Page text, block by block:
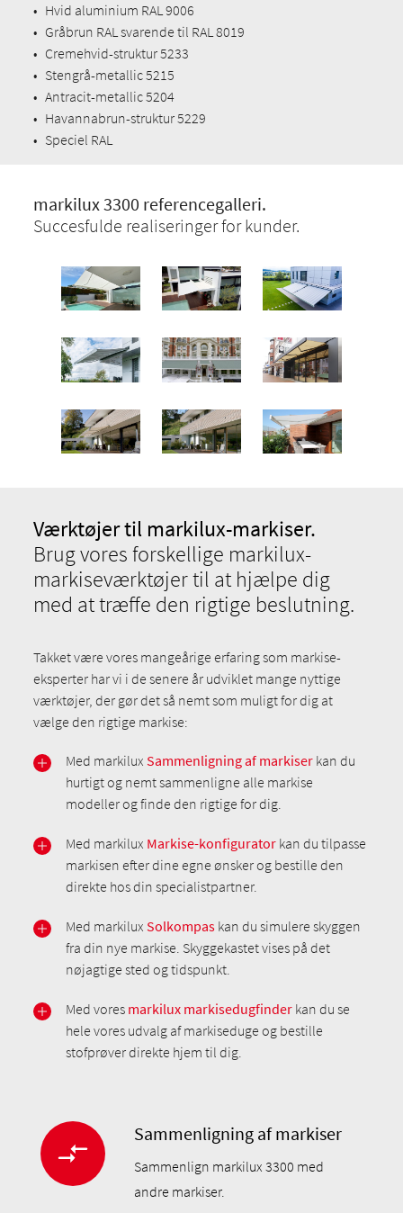
• Hvid aluminium RAL 9006
• Gråbrun RAL svarende til RAL 8019
• Cremehvid-struktur 5233
• Stengrå-metallic 5215
• Antracit-metallic 5204
• Havannabrun-struktur 5229
• Speciel RAL
markilux 3300 referencegalleri.
Succesfulde realiseringer for kunder.
Værktøjer til markilux-markiser.
Brug vores forskellige markilux-
markiseværktøjer til at hjælpe dig
med at træffe den rigtige beslutning.
Takket være vores mangeårige erfaring som markise-
eksperter har vi i de senere år udviklet mange nyttige
værktøjer, der gør det så nemt som muligt for dig at
vælge den rigtige markise:
Med markiluxSammenligning af markiser kan du
hurtigt og nemt sammenligne alle markise
modeller og finde den rigtige for dig.
Med markilux Markise-konfigurator kan du tilpasse
markisen efter dine egne ønsker og bestille den
direkte hos din specialistpartner.
Med markiluxSolkompas kan du simulere skyggen
fra din nye markise. Skyggekastet vises på det
nøjagtige sted og tidspunkt.
Med vores markilux markisedugfinder kan du se
hele vores udvalg af markiseduge og bestille
stofprøver direkte hjem til dig.
Sammenligning af markiser
Sammenlign markilux 3300 med
andre markiser.